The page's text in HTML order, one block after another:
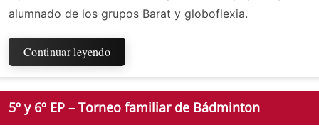
alumnado de los grupos Barat y globoflexia.
Continuar leyendo
5º y 6º EP – Torneo familiar de Bádminton